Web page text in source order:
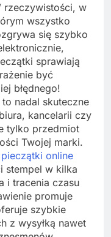
rzeczywistości, w
wszystko
się szybko
sprawiają
być
błędnego!
nadal skuteczne
kancelarii czy
tylko przedmiot
Twojej marki.
pieczątki online
stempel w kilka
i tracenia czasu
promuje
szybkie
z wysyłką nawet